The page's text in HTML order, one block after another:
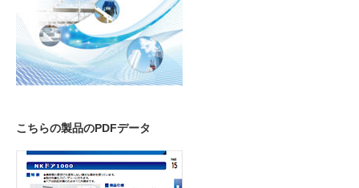
こちらの製品のPDFデータ